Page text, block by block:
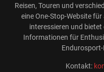
Reisen, Touren und
eine One-Stop-Website
interessieren und bietet
Informationen für
Kontakt: